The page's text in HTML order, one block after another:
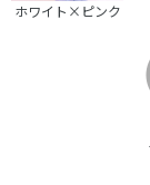
ホワイト×ピンク